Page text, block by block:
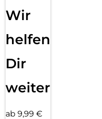
Wir
helfen
Dir
weiter
ab 9,99 €